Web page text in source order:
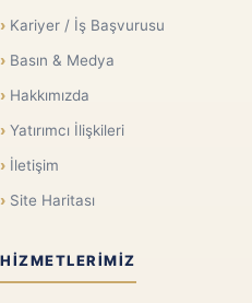
Kariyer / İş Başvurusu
Basın & Medya
Hakkımızda
Yatırımcı İlişkileri
İletişim
Site Haritası
HIZMETLERIMIZ